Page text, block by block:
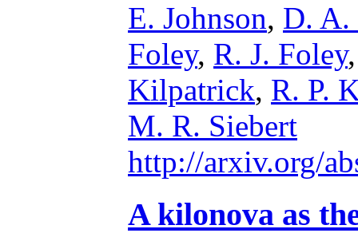
E. Johnson, D. A.
Foley, R. J. Foley
Kilpatrick, R. P.
M. R. Siebert
http://arxiv.org/
A kilonova as